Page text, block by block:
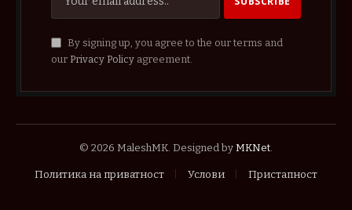
By signing up, you agree to the our terms and
our Privacy Policyagreement.
© 2026 MaleshMK. Designed by MKNet
Политика на приватност Услови Пристапност